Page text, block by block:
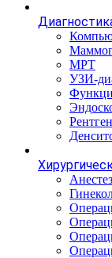
МРТ
УЗИ-